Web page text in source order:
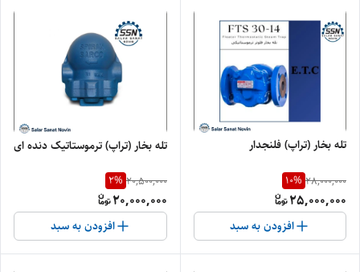
تله بخار (تراپ) فلنجدار
28,000,000
10%
25,000,000
افزودن به سبد
تله بخار (تراپ) ترموستاتیک دنده ای
20,500,000
2%
20,000,000
افزودن به سبد